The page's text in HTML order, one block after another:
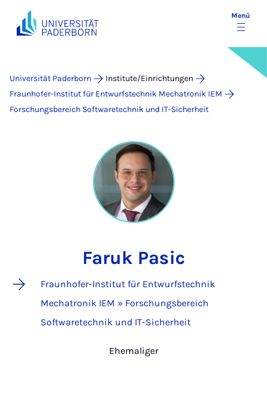
Menü
Universität Paderborn
Institute/Einrichtungen
Fraunhofer-Institut für Entwurfstechnik Mechatronik IEM
Forschungsbereich Softwaretechnik und IT-Sicherheit
Faruk Pasic
Fraunhofer-Institut für Entwurfstechnik
Mechatronik IEM » Forschungsbereich
Softwaretechnik und IT-Sicherheit
Ehemaliger